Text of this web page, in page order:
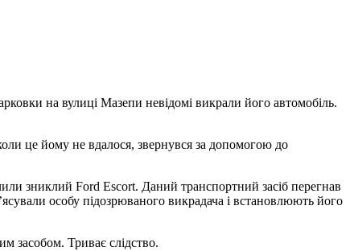
на вулиці Мазепи невідомі викрали його автомобіль.
це йому не вдалося, звернувся за допомогою до
зниклий Ford Escort. Даний транспортний засіб перегнав
особу підозрюваного викрадача і встановлюють його
засобом. Триває слідство.